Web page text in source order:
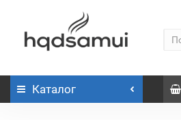
Каталог